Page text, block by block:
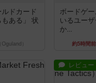
ドカード
ある」 状
）
ボードゲ
いるユー
か...
約5時間前
レビュー